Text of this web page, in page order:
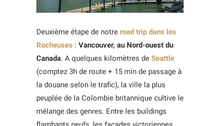
Deuxième étape de notre road trip dans les
Rocheuses : Vancouver, au Nord-ouest du
Canada. A quelques kilomètres de Seattle
(comptez 3h de route + 15 min de passage à
la douane selon le trafic), la ville la plus
peuplée de la Colombie britannique cultive le
mélange des genres. Entre les buildings